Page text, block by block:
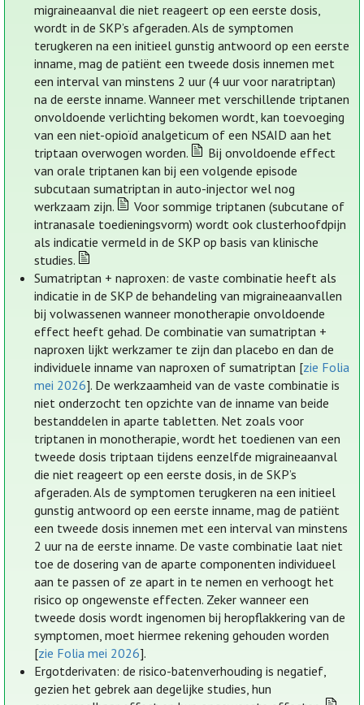
migraineaanval die niet reageert op een eerste dosis,
wordt in de SKP’s afgeraden. Als de symptomen
terugkeren na een initieel gunstig antwoord op een eerste
inname, mag de patiënt een tweede dosis innemen met
een interval van minstens 2 uur (4 uur voor naratriptan)
na de eerste inname. Wanneer met verschillende triptanen
onvoldoende verlichting bekomen wordt, kan toevoeging
van een niet-opioïd analgeticum of een NSAID aan het
triptaan overwogen worden.
Bij onvoldoende effect
van orale triptanen kan bij een volgende episode
subcutaan sumatriptan in auto-injector wel nog
werkzaam zijn.
Voor sommige triptanen (subcutane of
intranasale toedieningsvorm) wordt ook clusterhoofdpijn
als indicatie vermeld in de SKP op basis van klinische
studies.
Sumatriptan + naproxen: de vaste combinatie heeft als
indicatie in de SKP de behandeling van migraineaanvallen
bij volwassenen wanneer monotherapie onvoldoende
effect heeft gehad. De combinatie van sumatriptan +
naproxen lijkt werkzamer te zijn dan placebo en dan de
individuele inname van naproxen of sumatriptan [zie Folia
mei 2026]. De werkzaamheid van de vaste combinatie is
niet onderzocht ten opzichte van de inname van beide
bestanddelen in aparte tabletten. Net zoals voor
triptanen in monotherapie, wordt het toedienen van een
tweede dosis triptaan tijdens eenzelfde migraineaanval
die niet reageert op een eerste dosis, in de SKP’s
afgeraden. Als de symptomen terugkeren na een initieel
gunstig antwoord op een eerste inname, mag de patiënt
een tweede dosis innemen met een interval van minstens
2 uur na de eerste inname. De vaste combinatie laat niet
toe de dosering van de aparte componenten individueel
aan te passen of ze apart in te nemen en verhoogt het
risico op ongewenste effecten. Zeker wanneer een
tweede dosis wordt ingenomen bij heropflakkering van de
symptomen, moet hiermee rekening gehouden worden
[zie Folia mei 2026].
Ergotderivaten: de risico-batenverhouding is negatief,
gezien het gebrek aan degelijke studies, hun